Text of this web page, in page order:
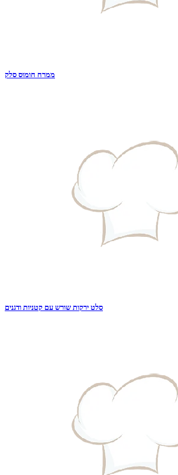
ממרח חומוס סלק
סלט ירקות שורש עם קטניות ודגנים